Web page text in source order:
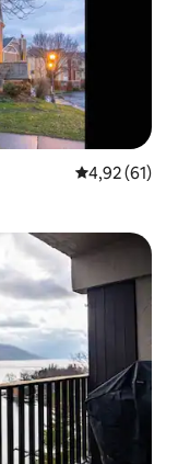
4,92 de uma
4,92 (61)